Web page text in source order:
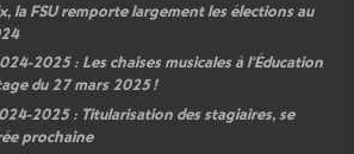
la FSUremporte largement les élections au
2025 : Les chaises musicales à l’Éducation
du 27 mars 2025!
2025 : Titularisation des stagiaires, se
prochaine